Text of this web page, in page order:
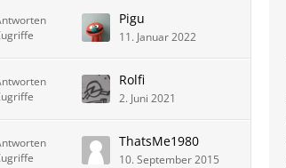
Pigu
11. Januar 2022
Rolfi
2. Juni 2021
ThatsMe1980
10. September 2015